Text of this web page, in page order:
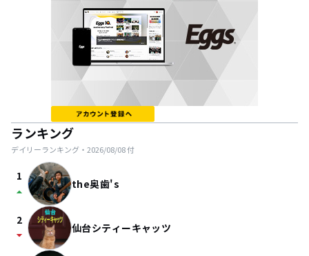
ランキング
デイリーランキング・ 2026/08/08付
1
arrow_drop_up the奥歯's
2
arrow_drop_down 仙台シティーキャッツ